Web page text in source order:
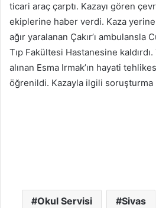
ticari araç çarptı. Kazayı gören
ekiplerine haber verdi. Kaza
ağır yaralanan Çakır’ı
Tıp Fakültesi Hastanesine
alınan Esma Irmak’ın hayati
öğrenildi. Kazayla ilgili soruşturma
Okul Servisi Sivas